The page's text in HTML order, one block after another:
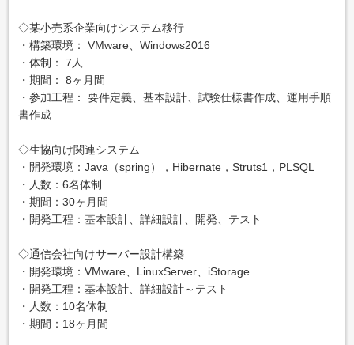
◇某小売系企業向けシステム移行
・構築環境： VMware、Windows2016
・体制： 7人
・期間： 8ヶ月間
・参加工程： 要件定義、基本設計、試験仕様書作成、運用手順
書作成
◇生協向け関連システム
・開発環境：Java（spring），Hibernate，Struts1，PLSQL
・人数：6名体制
・期間：30ヶ月間
・開発工程：基本設計、詳細設計、開発、テスト
◇通信会社向けサーバー設計構築
・開発環境：VMware、LinuxServer、iStorage
・開発工程：基本設計、詳細設計～テスト
・人数：10名体制
・期間：18ヶ月間